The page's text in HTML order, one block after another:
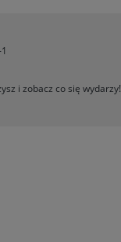
i zobacz co się wydarzy!